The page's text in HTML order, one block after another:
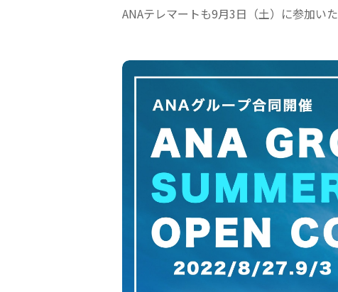
ANAテレマートも9月3日（土）に参加い